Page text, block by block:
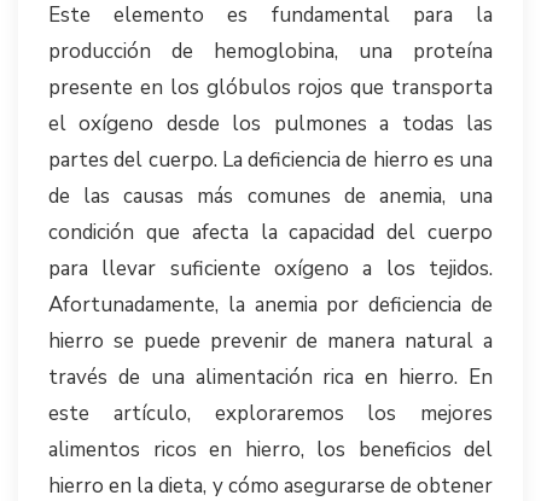
Este elemento es fundamental para la
producción de hemoglobina, una proteína
presente en los glóbulos rojos que transporta
el oxígeno desde los pulmones a todas las
partes del cuerpo. La deficiencia de hierro es una
de las causas más comunes de anemia, una
condición que afecta la capacidad del cuerpo
para llevar suficiente oxígeno a los tejidos.
Afortunadamente, la anemia por deficiencia de
hierro se puede prevenir de manera natural a
través de una alimentación rica en hierro. En
este artículo, exploraremos los mejores
alimentos ricos en hierro, los beneficios del
hierro en la dieta, y cómo asegurarse de obtener